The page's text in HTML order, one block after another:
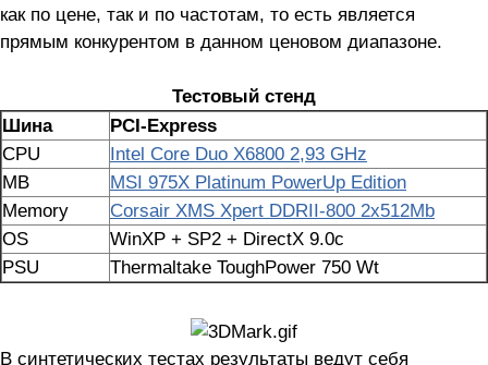
как по цене, так и по частотам, то есть является
прямым конкурентом в данном ценовом диапазоне.
Тестовый стенд
Шина
PCI-Express
CPU
Intel Core Duo X6800 2,93 GHz
MB
MSI 975X Platinum PowerUp Edition
Memory
Corsair XMS Xpert DDRII-800 2x512Mb
OS
WinXP + SP2 + DirectX 9.0c
PSU
Thermaltake ToughPower 750 Wt
В синтетических тестах результаты ведут себя